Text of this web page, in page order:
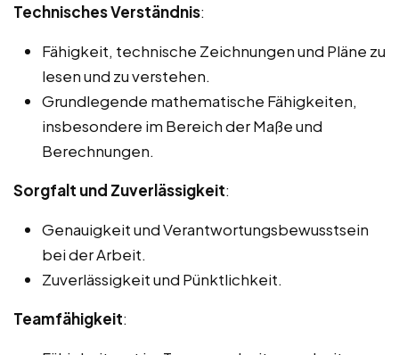
Technisches Verständnis:
Fähigkeit, technische Zeichnungen und Pläne zu
lesen und zu verstehen.
Grundlegende mathematische Fähigkeiten,
insbesondere im Bereich der Maße und
Berechnungen.
Sorgfalt und Zuverlässigkeit:
Genauigkeit und Verantwortungsbewusstsein
bei der Arbeit.
Zuverlässigkeit und Pünktlichkeit.
Teamfähigkeit: